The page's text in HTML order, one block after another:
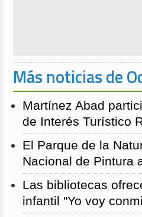
Más noticias de
Martínez Abad
de Interés Turístico
El Parque de la
Nacional de Pintura
Las bibliotecas
infantil "Yo voy